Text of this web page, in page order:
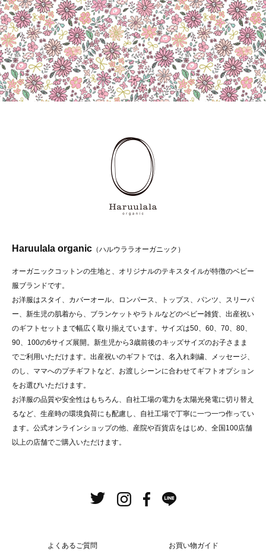
Haruulala organic （ハルウララオーガニック）
オーガニックコットンの生地と、オリジナルのテキスタイルが特徴のベビー
服ブランドです。
お洋服はスタイ、カバーオール、ロンパース、トップス、パンツ、スリーパ
ー、新生児の肌着から、ブランケットやラトルなどのベビー雑貨、出産祝い
のギフトセットまで幅広く取り揃えています。サイズは50、60、70、80、
90、100の6サイズ展開。新生児から3歳前後のキッズサイズのお子さまま
でご利用いただけます。出産祝いのギフトでは、名入れ刺繍、メッセージ、
のし、ママへのプチギフトなど、お渡しシーンに合わせてギフトオプション
をお選びいただけます。
お洋服の品質や安全性はもちろん、自社工場の電力を太陽光発電に切り替え
るなど、生産時の環境負荷にも配慮し、自社工場で丁寧に一つ一つ作ってい
ます。公式オンラインショップの他、産院や百貨店をはじめ、全国100店舗
以上の店舗でご購入いただけます。
よくあるご質問 お買い物ガイド